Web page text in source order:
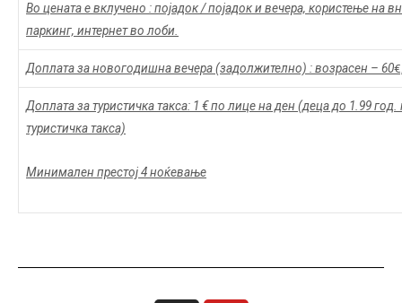
Во цената е вклучено : појадок / појадок и вечера, користење на
паркинг, интернет во лоби.
Доплата за новогодишна вечера (задолжително) : возрасен – 60
Доплата за туристичка такса: 1 € по лице на ден (деца до 1.99 год.
туристичка такса)
Минимален престој 4 ноќевање